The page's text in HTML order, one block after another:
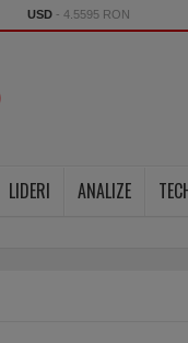
USD - 4.5595 RON
LIDERI ANALIZE